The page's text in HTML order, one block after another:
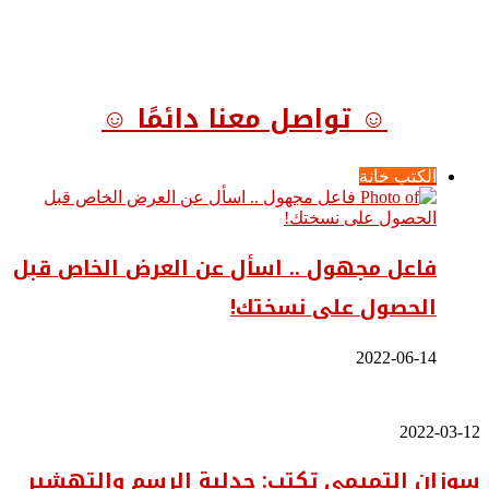
☺ تواصل معنا دائمًا ☺
الكتب خانة
فاعل مجهول .. اسأل عن العرض الخاص قبل
الحصول على نسختك!
2022-06-14
سوزان
تكتب:
2022-03-12